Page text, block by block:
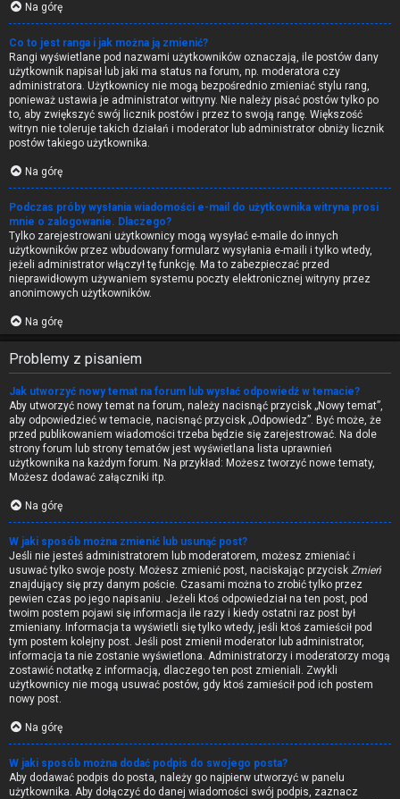
Na górę
Co to jest ranga i jak można ją zmienić?
Rangi wyświetlane pod nazwami użytkowników oznaczają, ile postów dany
użytkownik napisał lub jaki ma status na forum, np. moderatora czy
administratora. Użytkownicy nie mogą bezpośrednio zmieniać stylu rang,
ponieważ ustawia je administrator witryny. Nie należy pisać postów tylko po
to, aby zwiększyć swój licznik postów i przez to swoją rangę. Większość
witryn nie toleruje takich działań i moderator lub administrator obniży licznik
postów takiego użytkownika.
Na górę
Podczas próby wysłania wiadomości e-mail do użytkownika witryna prosi
mnie o zalogowanie. Dlaczego?
Tylko zarejestrowani użytkownicy mogą wysyłać e-maile do innych
użytkowników przez wbudowany formularz wysyłania e-maili i tylko wtedy,
jeżeli administrator włączył tę funkcję. Ma to zabezpieczać przed
nieprawidłowym używaniem systemu poczty elektronicznej witryny przez
anonimowych użytkowników.
Na górę
Problemy z pisaniem
Jak utworzyć nowy temat na forum lub wysłać odpowiedź w temacie?
Aby utworzyć nowy temat na forum, należy nacisnąć przycisk „Nowy temat”,
aby odpowiedzieć w temacie, nacisnąć przycisk „Odpowiedz”. Być może, że
przed publikowaniem wiadomości trzeba będzie się zarejestrować. Na dole
strony forum lub strony tematów jest wyświetlana lista uprawnień
użytkownika na każdym forum. Na przykład: Możesz tworzyć nowe tematy,
Możesz dodawać załączniki itp.
Na górę
W jaki sposób można zmienić lub usunąć post?
Jeśli nie jesteś administratorem lub moderatorem, możesz zmieniać i
usuwać tylko swoje posty. Możesz zmienić post, naciskając przycisk Zmień
znajdujący się przy danym poście. Czasami można to zrobić tylko przez
pewien czas po jego napisaniu. Jeżeli ktoś odpowiedział na ten post, pod
twoim postem pojawi się informacja ile razy i kiedy ostatni raz post był
zmieniany. Informacja ta wyświetli się tylko wtedy, jeśli ktoś zamieścił pod
tym postem kolejny post. Jeśli post zmienił moderator lub administrator,
informacja ta nie zostanie wyświetlona. Administratorzy i moderatorzy mogą
zostawić notatkę z informacją, dlaczego ten post zmieniali. Zwykli
użytkownicy nie mogą usuwać postów, gdy ktoś zamieścił pod ich postem
nowy post.
Na górę
W jaki sposób można dodać podpis do swojego posta?
Aby dodawać podpis do posta, należy go najpierw utworzyć w panelu
użytkownika. Aby dołączyć do danej wiadomości swój podpis, zaznacz